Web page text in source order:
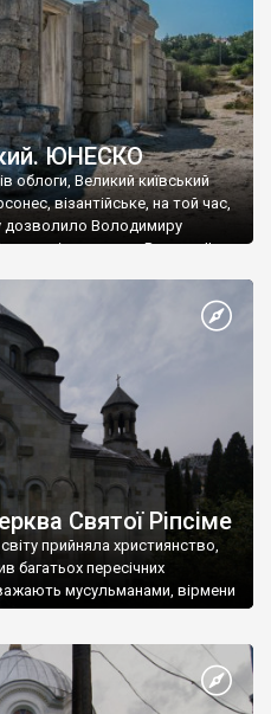
ЮНЕСКО
облоги, Великий київський
візантійське, на той час,
дозволило Володимиру
імператору Василю ІІ, та
став Василем-християнином.
честь Херсонесу Таврійського
Святої Ріпсіме
прийняла християнство,
багатьох пересічних
мусульманами, вірмени